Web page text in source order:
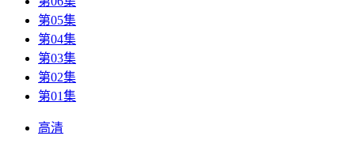
第05集
第04集
第03集
第02集
第01集
高清